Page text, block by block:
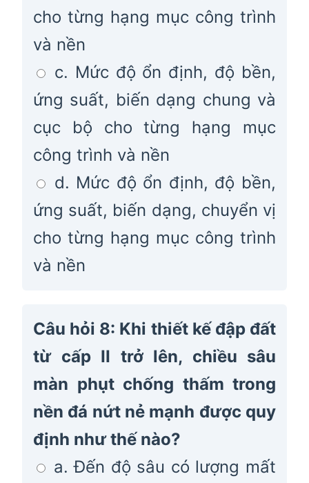
cho từng hạng mục công trình
và nền
c. Mức độ ổn định, độ bền,
ứng suất, biến dạng chung và
cục bộ cho từng hạng mục
công trình và nền
d. Mức độ ổn định, độ bền,
ứng suất, biến dạng, chuyển vị
cho từng hạng mục công trình
và nền
Câu hỏi 8: Khi thiết kế đập đất
từ cấp II trở lên, chiều sâu
màn phụt chống thấm trong
nền đá nứt nẻ mạnh được quy
định như thế nào?
a. Đến độ sâu có lượng mất